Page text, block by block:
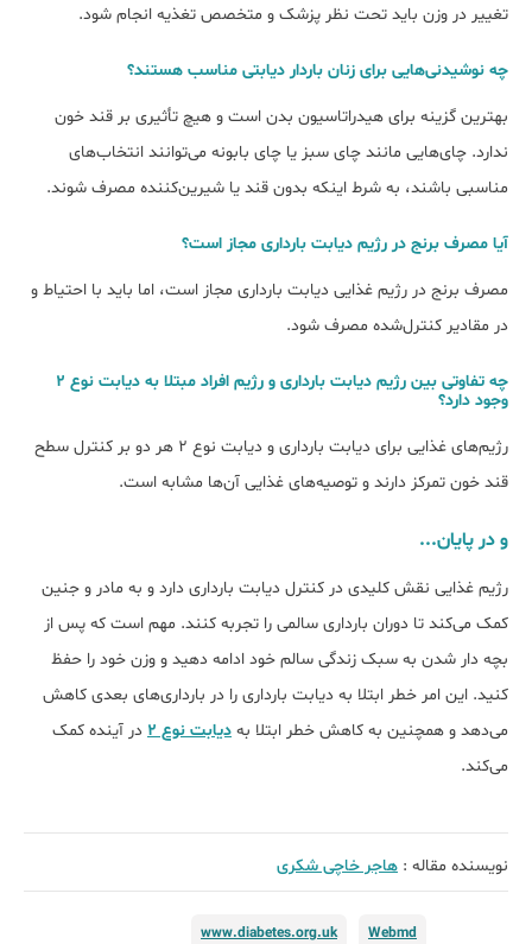
تغییر در وزن باید تحت نظر پزشک و متخصص تغذیه انجام شود.
ﭼﻪ ﻧﻮﺷﯿﺪﻧﯽهایی ﺑﺮای زﻧﺎن ﺑﺎردار دﯾﺎﺑﺘﯽ ﻣﻨﺎﺳﺐ هستند؟
بهترین گزینه برای هیدراتاسیون بدن است و هیچ تأثیری بر قند خون
ندارد. چای‌هایی مانند چای سبز یا چای بابونه می‌توانند انتخاب‌های
مناسبی باشند، به شرط اینکه بدون قند یا شیرین‌کننده مصرف شوند.
آیا مصرف برنج در رژیم دیابت ﺑﺎرداری ﻣﺠﺎز اﺳﺖ؟
مصرف برنج در رژیم غذایی دیابت بارداری مجاز است، اما باید با احتیاط و
در مقادیر کنترل‌شده مصرف شود.
ﭼﻪ ﺗﻔﺎوﺗﯽ بین رژﯾﻢ دﯾﺎﺑﺖ ﺑﺎرداری و رژﯾﻢ اﻓﺮاد مبتلا به دیابت نوع ۲
وجود دارد؟
رژیم‌های غذایی برای دیابت بارداری و دیابت نوع ۲ هر دو بر کنترل سطح
قند خون تمرکز دارند و توصیه‌های غذایی آن‌ها مشابه است.
و در پایان...
رژیم غذایی نقش کلیدی در کنترل دیابت بارداری دارد و به مادر و جنین
کمک می‌کند تا دوران بارداری سالمی را تجربه کنند. مهم است که پس از
بچه دار شدن به سبک زندگی سالم خود ادامه دهید و وزن خود را حفظ
کنید. این امر خطر ابتلا به دیابت بارداری را در بارداری‌های بعدی کاهش
می‌دهد و همچنین به کاهش خطر ابتلا به دیابت نوع ۲
در آینده کمک
می‌کند.
نویسنده مقاله : هاجر خاچی شکری
Webmd
www.diabetes.org.uk